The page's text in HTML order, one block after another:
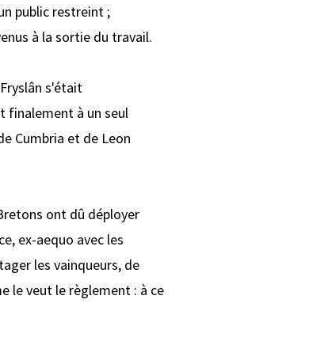
public restreint ;
à la sortie du travail.
s'était
finalement à un seul
Cumbria et de Leon
ont dû déployer
ex-aequo avec les
les vainqueurs, de
le veut le règlement : à ce